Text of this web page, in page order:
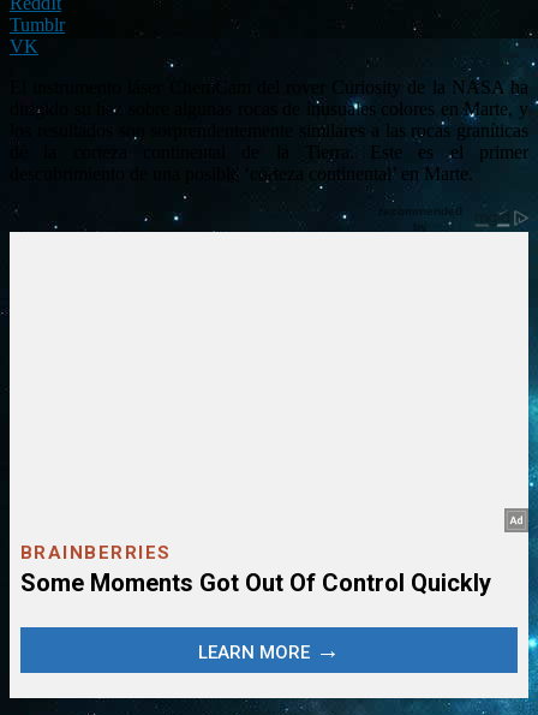
Tumblr
VK
El instrumento láser ChemCam del rover Curiosity de la NASA ha
dirigido su haz sobre algunas rocas de inusuales colores en Marte, y
los resultados son sorprendentemente similares a las rocas graníticas
de la corteza continental de la Tierra. Este es el primer
descubrimiento de una posible ‘corteza continental’ en Marte.